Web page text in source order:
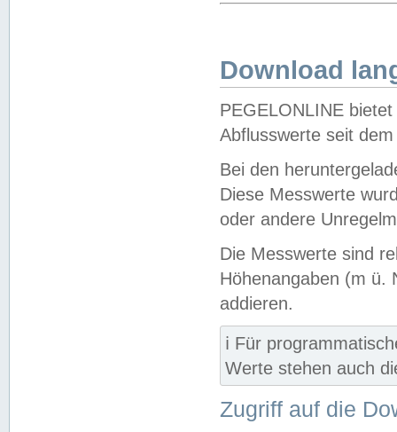
Download
PEGELONLINE
Abflusswerte seit
Bei den
Diese Messwerte
oder andere
Die Messwerte sind
Höhenangaben (m ü.
addieren.
ℹ️ Für
Werte stehen auch
Zugriff auf die